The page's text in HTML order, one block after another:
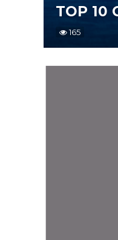
TOP 10
165